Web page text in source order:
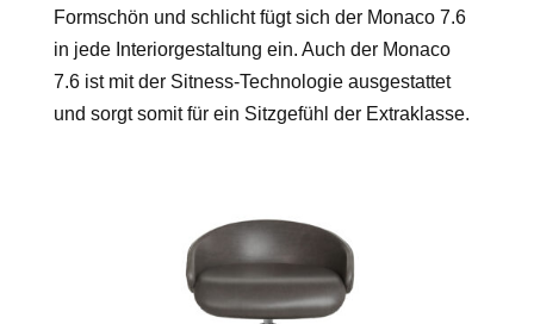
Formschön und schlicht fügt sich der Monaco 7.6
in jede Interiorgestaltung ein. Auch der Monaco
7.6 ist mit der Sitness-Technologie ausgestattet
und sorgt somit für ein Sitzgefühl der Extraklasse.